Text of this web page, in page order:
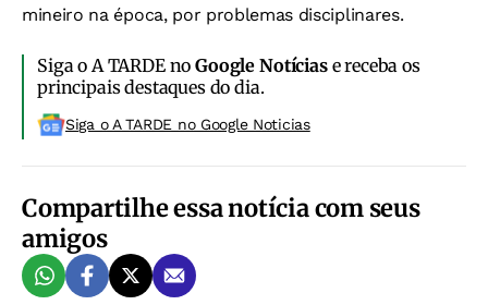
mineiro na época, por problemas disciplinares.
Siga o A TARDE noGoogle Notíciase receba os
principais destaques do dia.
Siga o A TARDE no Google Noticias
Compartilhe essa notícia com seus
amigos